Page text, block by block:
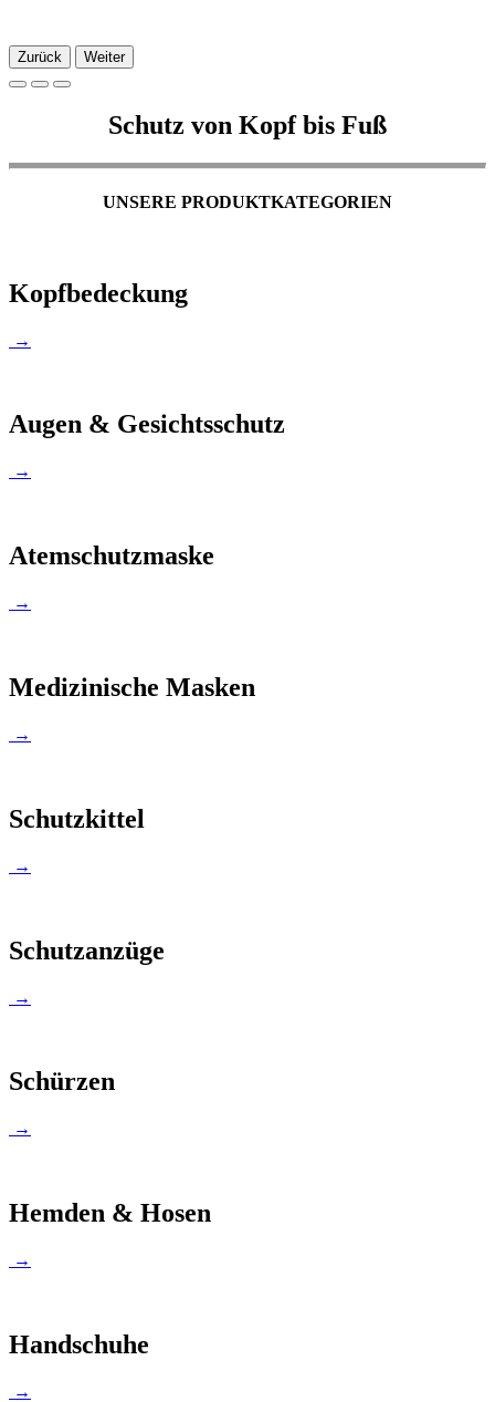
Zurück Weiter
Schutz von Kopf bis Fuß
UNSERE PRODUKTKATEGORIEN
Kopfbedeckung
→
Augen & Gesichtsschutz
→
Atemschutzmaske
→
Medizinische Masken
→
Schutzkittel
→
Schutzanzüge
→
Schürzen
→
Hemden & Hosen
→
Handschuhe
→